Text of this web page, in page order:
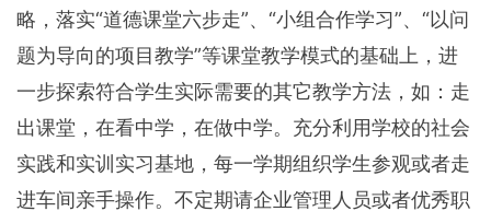
略，落实“道德课堂六步走”、“小组合作学习”、“以问
题为导向的项目教学”等课堂教学模式的基础上，进
一步探索符合学生实际需要的其它教学方法，如：走
出课堂，在看中学，在做中学。充分利用学校的社会
实践和实训实习基地，每一学期组织学生参观或者走
进车间亲手操作。不定期请企业管理人员或者优秀职